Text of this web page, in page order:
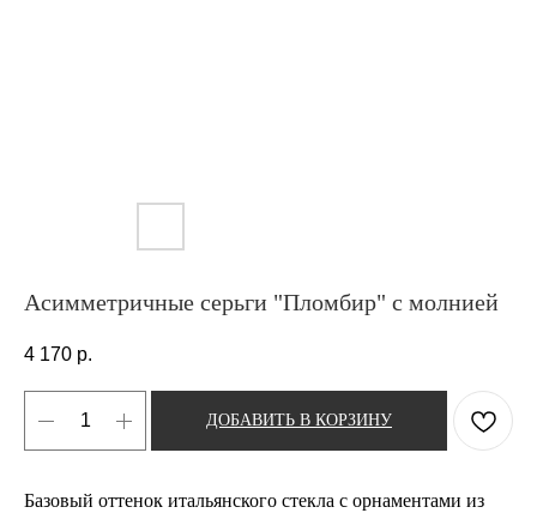
Асимметричные серьги "Пломбир" с молнией
4 170 р.
ДОБАВИТЬ В КОРЗИНУ
Базовый оттенок итальянского стекла с орнаментами из